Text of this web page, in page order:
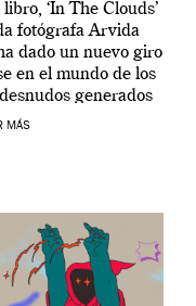
‘In The Clouds’
fotógrafa Arvida
dado un nuevo giro
en el mundo de los
generados
MÁS